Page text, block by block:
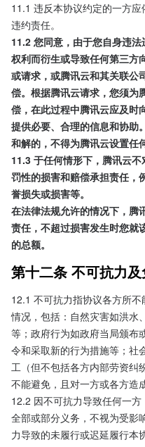
11.1 违反本协议约定的一方
违约责任。
11.2 您同意，由于您自身违
权利而衍生或导致任何第三方
或请求，或腾讯云和其关联公
偿。根据腾讯云请求，您须为
偿，在此过程中腾讯云应及时
提供必要、合理的信息和协助
和解的，不得为腾讯云设置任
11.3 于任何情形下，腾讯云
罚性的损害和赔偿承担责任，
誉损失或损害等。
在法律法规允许的情况下，腾
责任，不超过损害发生时您就
的总额。
第十二条 不可抗力
12.1 不可抗力指协议各方所
情况，包括：自然灾害如洪水
等；政府行为如政府当局颁布
令和采取新的行为措施等；社
工（但不包括各方内部劳资纠
不能避免，且对一方或各方造
12.2 因不可抗力导致任何一方
全部或部分义务，不视为受影
力导致的未履行或迟延履行本